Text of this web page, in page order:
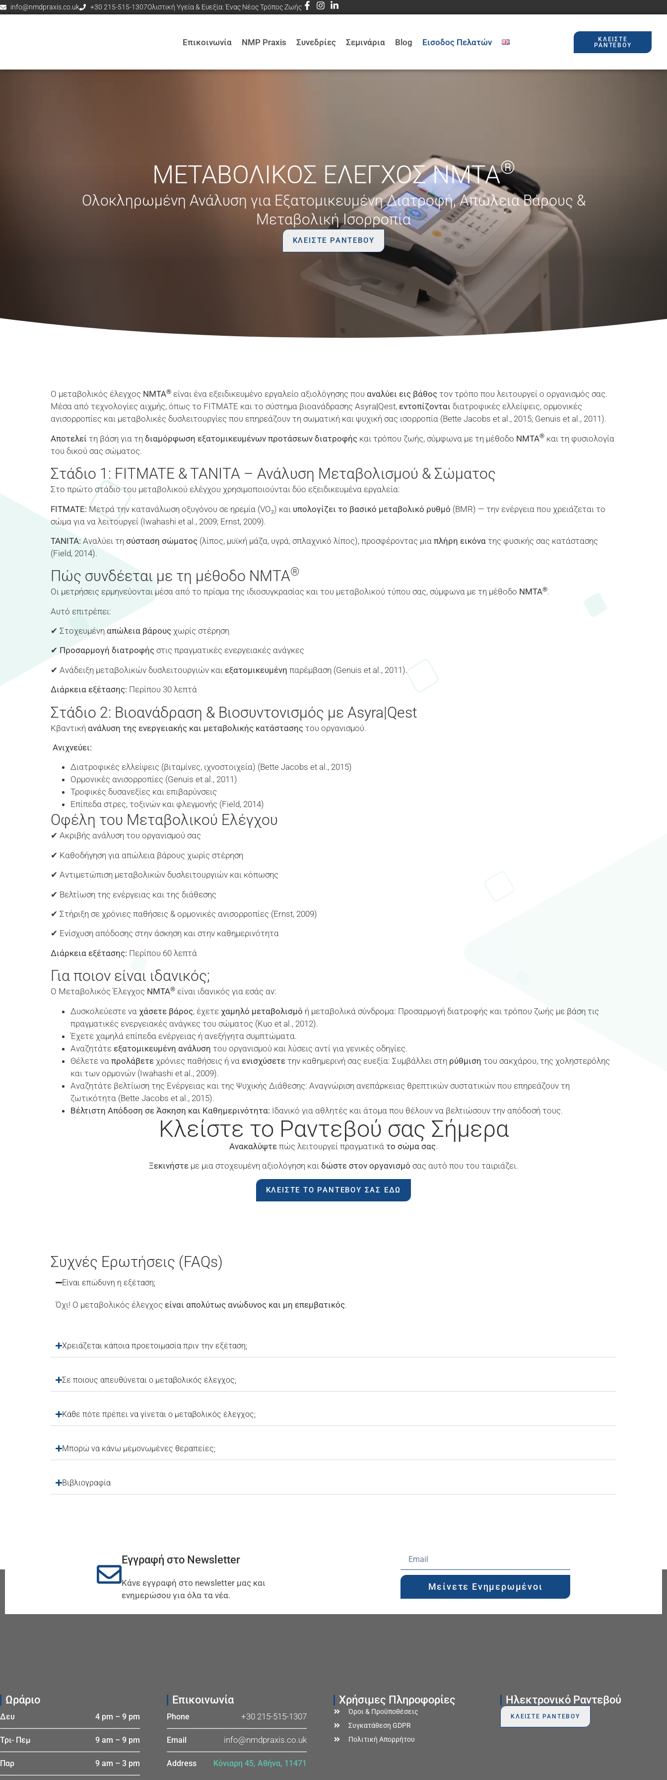
info@nmdpraxis.co.uk +30 215-515-1307Ολιστική Υγεία & Ευεξία: Ένας Νέος Τρόπος Ζωής
Επικοινωνία NMP Praxis Συνεδρίες Σεμινάρια Blog Εισοδος Πελατών
ΚΛΕΊΣΤΕ
ΡΑΝΤΕΒΟΎ
ΜΕΤΑΒΟΛΙΚΌΣ ΈΛΕΓΧΟΣ NMTA®
Ολοκληρωμένη Ανάλυση για Εξατομικευμένη Διατροφή, Απώλεια Βάρους &
Μεταβολική Ισορροπία
ΚΛΕΙΣΤΕ ΡΑΝΤΕΒΟΥ
Ο μεταβολικός έλεγχος NMTA® είναι ένα εξειδικευμένο εργαλείο αξιολόγησης που αναλύει εις βάθος τον τρόπο που λειτουργεί ο οργανισμός σας.
Μέσα από τεχνολογίες αιχμής, όπως το FITMATE και το σύστημα βιοανάδρασης Asyra|Qest, εντοπίζονται διατροφικές ελλείψεις, ορμονικές
ανισορροπίες και μεταβολικές δυσλειτουργίες που επηρεάζουν τη σωματική και ψυχική σας ισορροπία (Bette Jacobs et al., 2015; Genuis et al., 2011).
Αποτελεί τη βάση για τη διαμόρφωση εξατομικευμένων προτάσεων διατροφής και τρόπου ζωής, σύμφωνα με τη μέθοδο NMTA® και τη φυσιολογία
του δικού σας σώματος.
Στάδιο 1: FITMATE & TANITA – Ανάλυση Μεταβολισμού & Σώματος
Στο πρώτο στάδιο του μεταβολικού ελέγχου χρησιμοποιούνται δύο εξειδικευμένα εργαλεία:
FITMATE: Μετρά την κατανάλωση οξυγόνου σε ηρεμία (VO₂) και υπολογίζει το βασικό μεταβολικό ρυθμό (BMR) — την ενέργεια που χρειάζεται το
σώμα για να λειτουργεί (Iwahashi et al., 2009; Ernst, 2009).
TANITA: Αναλύει τη σύσταση σώματος (λίπος, μυϊκή μάζα, υγρά, σπλαχνικό λίπος), προσφέροντας μια πλήρη εικόνα της φυσικής σας κατάστασης
(Field, 2014).
Πώς συνδέεται με τη μέθοδο NMTA®
Οι μετρήσεις ερμηνεύονται μέσα από το πρίσμα της ιδιοσυγκρασίας και του μεταβολικού τύπου σας, σύμφωνα με τη μέθοδο NMTA®.
Αυτό επιτρέπει:
✔ Στοχευμένη απώλεια βάρους χωρίς στέρηση
✔ Προσαρμογή διατροφής στις πραγματικές ενεργειακές ανάγκες
✔ Ανάδειξη μεταβολικών δυσλειτουργιών και εξατομικευμένη παρέμβαση (Genuis et al., 2011).
Διάρκεια εξέτασης: Περίπου 30 λεπτά
Στάδιο 2: Βιοανάδραση & Βιοσυντονισμός με Asyra|Qest
Κβαντική ανάλυση της ενεργειακής και μεταβολικής κατάστασης του οργανισμού.
Ανιχνεύει:
Διατροφικές ελλείψεις (βιταμίνες, ιχνοστοιχεία) (Bette Jacobs et al., 2015)
Ορμονικές ανισορροπίες (Genuis et al., 2011)
Τροφικές δυσανεξίες και επιβαρύνσεις
Επίπεδα στρες, τοξινών και φλεγμονής (Field, 2014)
Οφέλη του Μεταβολικού Ελέγχου
✔ Ακριβής ανάλυση του οργανισμού σας
✔ Καθοδήγηση για απώλεια βάρους χωρίς στέρηση
✔ Αντιμετώπιση μεταβολικών δυσλειτουργιών και κόπωσης
✔ Βελτίωση της ενέργειας και της διάθεσης
✔ Στήριξη σε χρόνιες παθήσεις & ορμονικές ανισορροπίες (Ernst, 2009)
✔ Ενίσχυση απόδοσης στην άσκηση και στην καθημερινότητα
Διάρκεια εξέτασης: Περίπου 60 λεπτά
Για ποιον είναι ιδανικός;
Ο Μεταβολικός Έλεγχος NMTA® είναι ιδανικός για εσάς αν:
Δυσκολεύεστε να χάσετε βάρος, έχετε χαμηλό μεταβολισμό ή μεταβολικά σύνδρομα: Προσαρμογή διατροφής και τρόπου ζωής με βάση τις
πραγματικές ενεργειακές ανάγκες του σώματος (Kuo et al., 2012).
Έχετε χαμηλά επίπεδα ενέργειας ή ανεξήγητα συμπτώματα.
Αναζητάτε εξατομικευμένη ανάλυση του οργανισμού και λύσεις αντί για γενικές οδηγίες.
Θέλετε να προλάβετε χρόνιες παθήσεις ή να ενισχύσετε την καθημερινή σας ευεξία: Συμβάλλει στη ρύθμιση του σακχάρου, της χοληστερόλης
και των ορμονών (Iwahashi et al., 2009).
Αναζητάτε βελτίωση της Ενέργειας και της Ψυχικής Διάθεσης: Αναγνώριση ανεπάρκειας θρεπτικών συστατικών που επηρεάζουν τη
ζωτικότητα (Bette Jacobs et al., 2015).
Βέλτιστη Απόδοση σε Άσκηση και Καθημερινότητα: Ιδανικό για αθλητές και άτομα που θέλουν να βελτιώσουν την απόδοσή τους.
Κλείστε το Ραντεβού σας Σήμερα
Ανακαλύψτε πώς λειτουργεί πραγματικά το σώμα σας.
Ξεκινήστε με μια στοχευμένη αξιολόγηση και δώστε στον οργανισμό σας αυτό που του ταιριάζει.
ΚΛΕΊΣΤΕ ΤΟ ΡΑΝΤΕΒΟΎ ΣΑΣ ΕΔΏ
Συχνές Ερωτήσεις (FAQs)
Είναι επώδυνη η εξέταση;
Όχι! Ο μεταβολικός έλεγχος είναι απολύτως ανώδυνος και μη επεμβατικός.
Χρειάζεται κάποια προετοιμασία πριν την εξέταση;
Σε ποιους απευθύνεται ο μεταβολικός έλεγχος;
Κάθε πότε πρέπει να γίνεται ο μεταβολικός έλεγχος;
Μπορώ να κάνω μεμονωμένες θεραπείες;
Βιβλιογραφία
Εγγραφή στο Newsletter
Κάνε εγγραφή στο newsletter μας και
ενημερώσου για όλα τα νέα.
Μείνετε Ενημερωμένοι
Ωράριο
Δευ 4 pm – 9 pm
Τρι- Πεμ 9 am – 9 pm
Παρ 9 am – 3 pm
Επικοινωνία
Phone +30 215-515-1307
Email info@nmdpraxis.co.uk
Address Κόνιαρη 45, Αθήνα, 11471
Χρήσιμες Πληροφορίες
Όροι & Προϋποθέσεις
Συγκατάθεση GDPR
Πολιτική Απορρήτου
Ηλεκτρονικό Ραντεβού
ΚΛΕΙΣΤΕ ΡΑΝΤΕΒΟΥ